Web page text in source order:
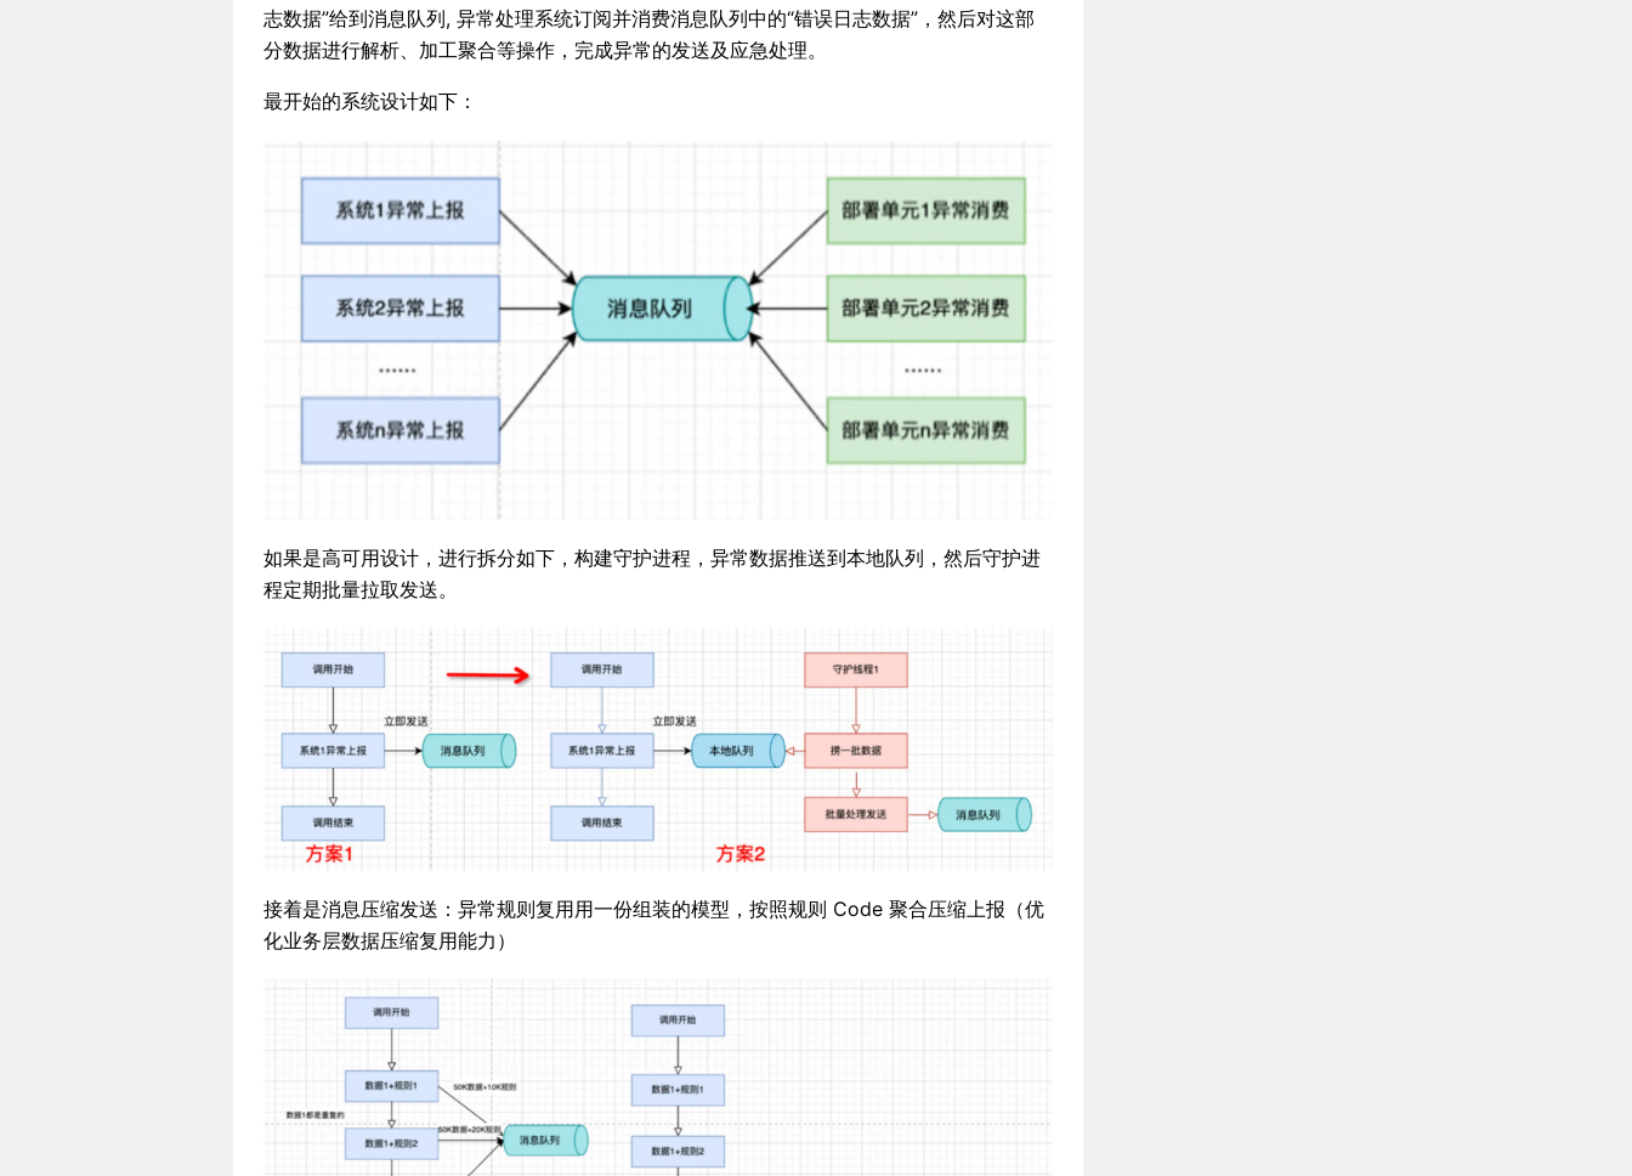
志数据”给到消息队列, 异常处理系统订阅并消费消息队列中的“错误日志数据”，然后对这部
分数据进行解析、加工聚合等操作，完成异常的发送及应急处理。
最开始的系统设计如下：
如果是高可用设计，进行拆分如下，构建守护进程，异常数据推送到本地队列，然后守护进
程定期批量拉取发送。
接着是消息压缩发送：异常规则复用用一份组装的模型，按照规则 Code 聚合压缩上报（优
化业务层数据压缩复用能力）